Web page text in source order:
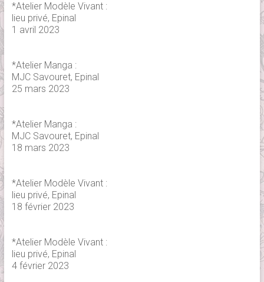
*Atelier Modèle Vivant :
lieu privé, Epinal
1 avril 2023
*Atelier Manga :
MJC Savouret, Epinal
25 mars 2023
*Atelier Manga :
MJC Savouret, Epinal
18 mars 2023
*Atelier Modèle Vivant :
lieu privé, Epinal
18 février 2023
*Atelier Modèle Vivant :
lieu privé, Epinal
4 février 2023